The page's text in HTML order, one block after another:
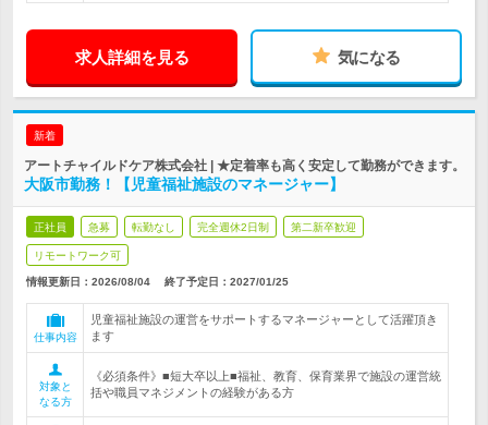
求人詳細を見る 気になる
新着
アートチャイルドケア株式会社 | ★定着率も高く安定して勤務ができます。
大阪市勤務！【児童福祉施設のマネージャー】
正社員 急募 転勤なし 完全週休2日制 第二新卒歓迎
リモートワーク可
情報更新日：2026/08/04 終了予定日： 2027/01/25
仕事内容
児童福祉施設の運営をサポートするマネージャーとして活躍頂き
ます
対象と
なる方
《必須条件》■短大卒以上■福祉、教育、保育業界で施設の運営統
括や職員マネジメントの経験がある方